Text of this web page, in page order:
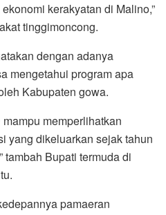
kerakyatan di Malino,”
tinggimoncong.
dengan adanya
mengetahui program apa
Kabupaten gowa.
memperlihatkan
yang dikeluarkan sejak tahun
tambah Bupati termuda di
pamaeran